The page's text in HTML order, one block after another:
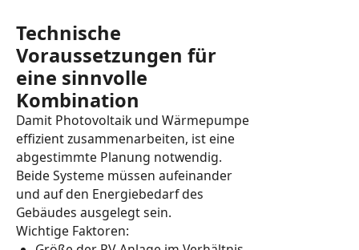
Technische
Voraussetzungen für
eine sinnvolle
Kombination
Damit Photovoltaik und Wärmepumpe
effizient zusammenarbeiten, ist eine
abgestimmte Planung notwendig.
Beide Systeme müssen aufeinander
und auf den Energiebedarf des
Gebäudes ausgelegt sein.
Wichtige Faktoren: